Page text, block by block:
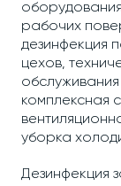
рабочих
дезинфекция
цехов,
комплексная
уборка
Дезинфекция